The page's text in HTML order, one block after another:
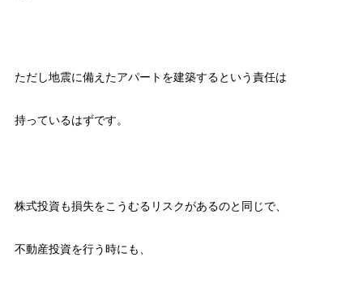
ただし地震に備えたアパートを建築するという責任は
持っているはずです。
株式投資も損失をこうむるリスクがあるのと同じで、
不動産投資を行う時にも、